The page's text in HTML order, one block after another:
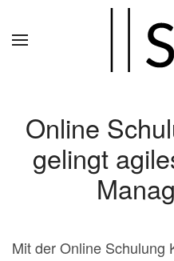
Online
gelingt
Mit der Online Schulung